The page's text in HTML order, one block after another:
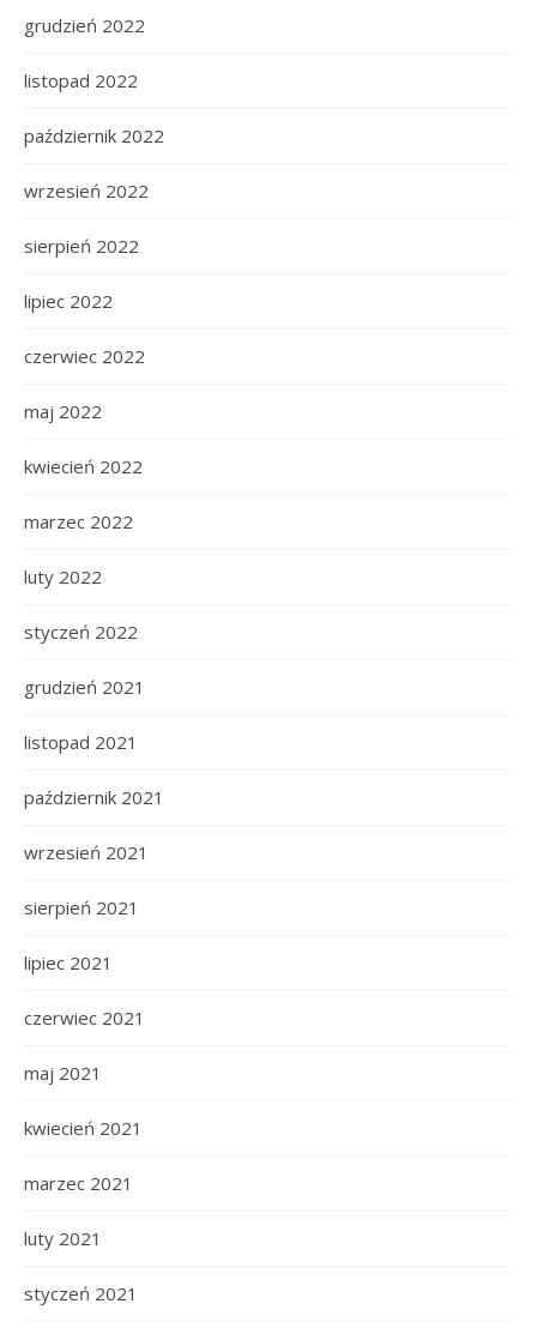
grudzień 2022
listopad 2022
październik 2022
wrzesień 2022
sierpień 2022
lipiec 2022
czerwiec 2022
maj 2022
kwiecień 2022
marzec 2022
luty 2022
styczeń 2022
grudzień 2021
listopad 2021
październik 2021
wrzesień 2021
sierpień 2021
lipiec 2021
czerwiec 2021
maj 2021
kwiecień 2021
marzec 2021
luty 2021
styczeń 2021